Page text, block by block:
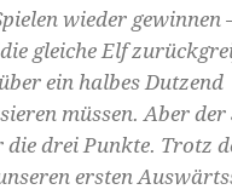
wieder gewinnen
gleiche Elf
ein halbes Dutzend
müssen. Aber der
drei Punkte. Trotz
ersten